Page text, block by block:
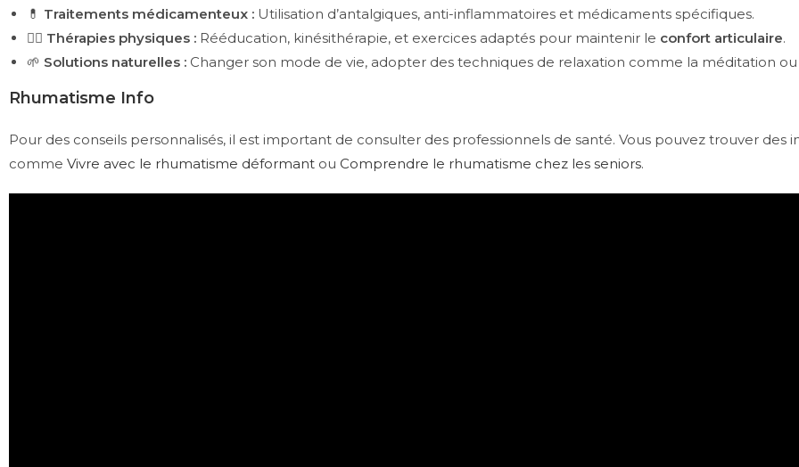
💊 Traitements médicamenteux : Utilisation d’antalgiques, anti-inflammatoires et médicaments spécifiques.
🏃‍♂️ Thérapies physiques : Rééducation, kinésithérapie, et exercices adaptés pour maintenir le confort articulaire.
🌱 Solutions naturelles : Changer son mode de vie, adopter des techniques de relaxation comme la méditation ou
Rhumatisme Info
Pour des conseils personnalisés, il est important de consulter des professionnels de santé. Vous pouvez trouver des
comme Vivre avec le rhumatisme déformant ou Comprendre le rhumatisme chez les seniors.